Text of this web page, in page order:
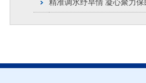
精准调水纾旱情 凝心聚力保